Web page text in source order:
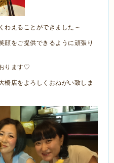
わえることができました～
顔をご提供できるように頑張り
ります♡
橋店をよろしくおねがい致しま